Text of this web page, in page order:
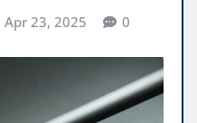
Apr 23, 2025 0